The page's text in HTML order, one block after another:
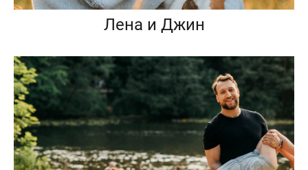
Лена и Джин